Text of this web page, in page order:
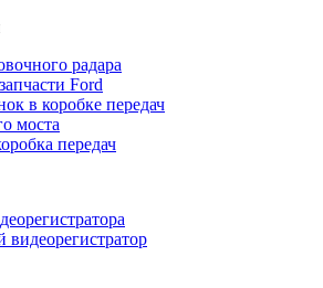
радара
Ford
в коробке передач
моста
передач